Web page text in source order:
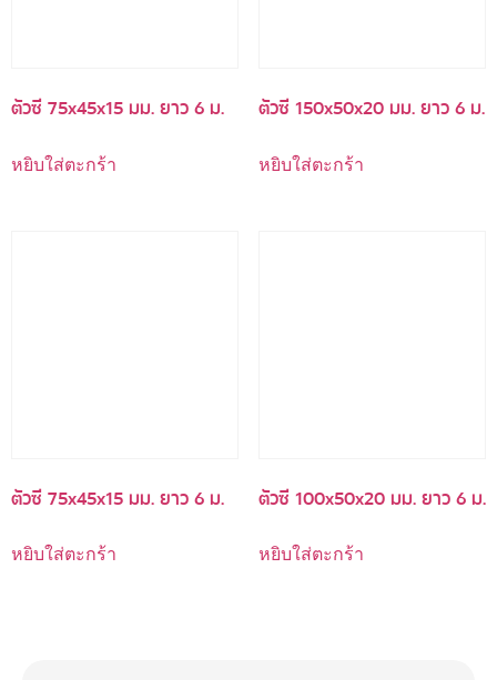
ตัวซี 75x45x15 มม. ยาว 6 ม.
หยิบใส่ตะกร้า
ตัวซี 150x50x20 มม. ยาว 6 ม.
หยิบใส่ตะกร้า
ตัวซี 75x45x15 มม. ยาว 6 ม.
หยิบใส่ตะกร้า
ตัวซี 100x50x20 มม. ยาว 6 ม.
หยิบใส่ตะกร้า